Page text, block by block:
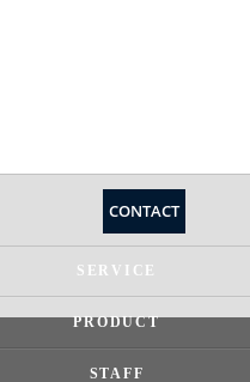
CONTACT
SERVICE
PRODUCT
STAFF